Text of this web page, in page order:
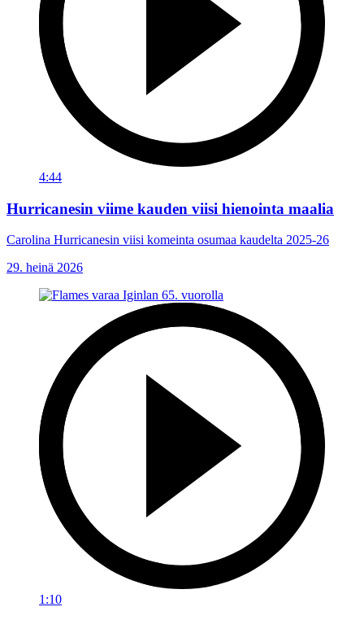
4:44
Hurricanesin viime kauden viisi hienointa maalia
Carolina Hurricanesin viisi komeinta osumaa kaudelta 2025-26
29. heinä 2026
1:10